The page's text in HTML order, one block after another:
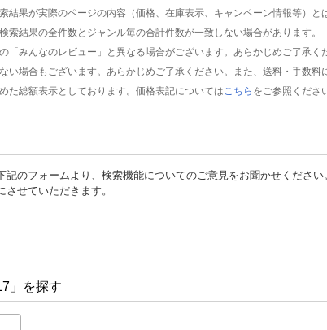
果が実際のページの内容（価格、在庫表示、キャンペーン情報等）と
結果の全件数とジャンル毎の合計件数が一致しない場合があります。
みんなのレビュー」と異なる場合がございます。あらかじめご了承く
場合もございます。あらかじめご了承ください。また、送料・手数料
総額表示としております。価格表記については こちら をご参照くださ
のフォームより、検索機能についてのご意見をお聞かせください
せていただきます。
」を探す